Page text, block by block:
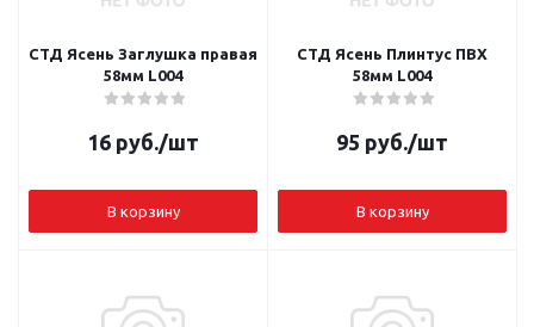
СТД Ясень Заглушка правая
58мм L004
16 руб./шт
В корзину
СТД Ясень Плинтус ПВХ
58мм L004
95 руб./шт
В корзину